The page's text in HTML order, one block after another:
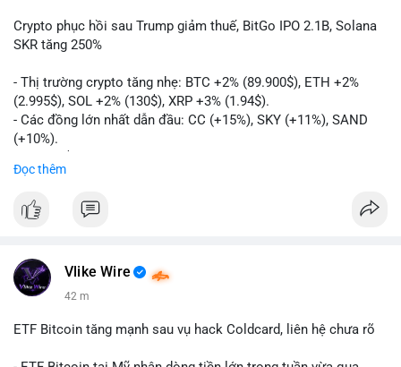
Crypto phục hồi sau Trump giảm thuế, BitGo IPO 2.1B, Solana
SKR tăng 250%
- Thị trường crypto tăng nhẹ: BTC +2% (89.900$), ETH +2%
(2.995$), SOL +2% (130$), XRP +3% (1.94$).
- Các đồng lớn nhất dẫn đầu: CC (+15%), SKY (+11%), SAND
(+10%).
hủy bỏ lệnh thuế EU.
và phân quyền Ethereum.
có sự đồng thuận hai đảng.
- Newrez xem xét Bitcoin và Ethereum trong việc xác định đủ
động.
Đọc thêm
Vlike Wire
42 m
ETF Bitcoin tăng mạnh sau vụ hack Coldcard, liên hệ chưa rõ